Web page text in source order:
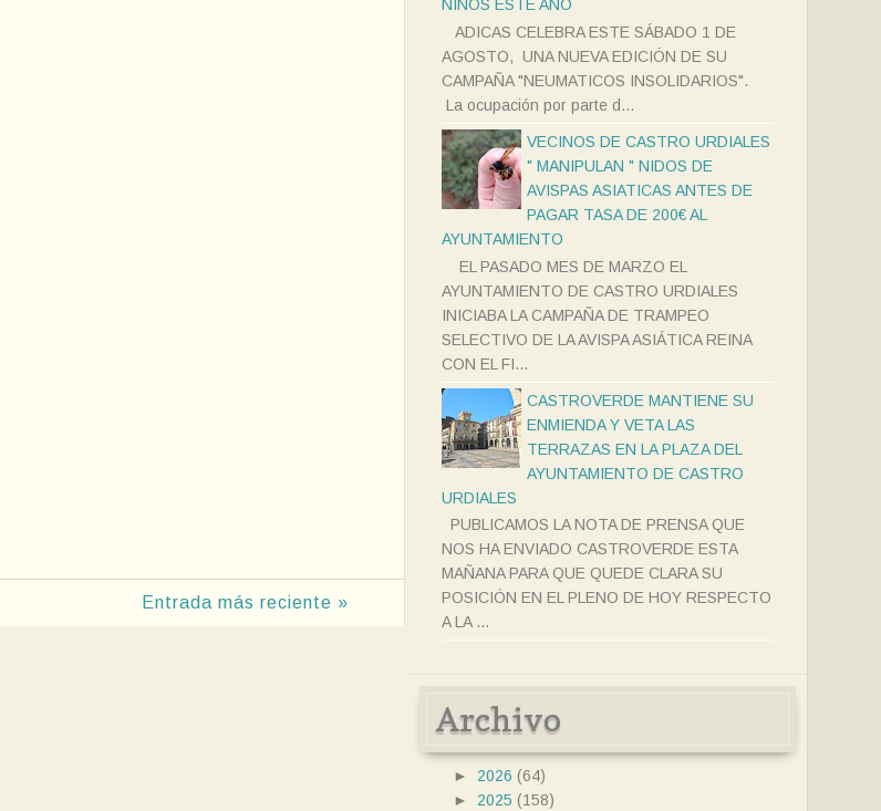
Entrada más reciente »
NIÑOS ESTE AÑO
ADICAS CELEBRA ESTE SÁBADO 1 DE
AGOSTO, UNA NUEVA EDICIÓN DE SU
CAMPAÑA "NEUMATICOS INSOLIDARIOS".
La ocupación por parte d...
VECINOS DE CASTRO URDIALES
" MANIPULAN " NIDOS DE
AVISPAS ASIATICAS ANTES DE
PAGAR TASA DE 200€ AL
AYUNTAMIENTO
EL PASADO MES DE MARZO EL
AYUNTAMIENTO DE CASTRO URDIALES
INICIABA LA CAMPAÑA DE TRAMPEO
SELECTIVO DE LA AVISPA ASIÁTICA REINA
CON EL FI...
CASTROVERDE MANTIENE SU
ENMIENDA Y VETA LAS
TERRAZAS EN LA PLAZA DEL
AYUNTAMIENTO DE CASTRO
URDIALES
PUBLICAMOS LA NOTA DE PRENSA QUE
NOS HA ENVIADO CASTROVERDE ESTA
MAÑANA PARA QUE QUEDE CLARA SU
POSICIÓN EN EL PLENO DE HOY RESPECTO
A LA ...
Archivo
► 2026 (64)
► 2025 (158)